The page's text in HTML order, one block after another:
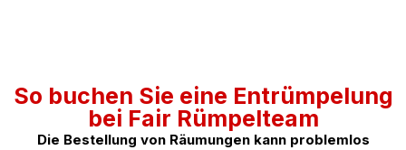
So buchen Sie eine Entrümpelung
bei Fair Rümpelteam
Die Bestellung von Räumungen kann problemlos